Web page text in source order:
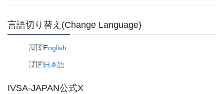
言語切り替え(Change Language)
English
日本語
IVSA-JAPAN公式X